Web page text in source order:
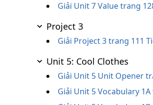
Giải Unit 7 Value trang
Project 3
Giải Project 3 trang 111
Unit 5: Cool Clothes
Giải Unit 5 Unit Opener
Giải Unit 5 Vocabulary